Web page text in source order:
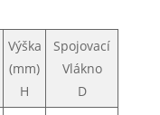
Výška
(mm)
H
Spojovací
Vlákno
D